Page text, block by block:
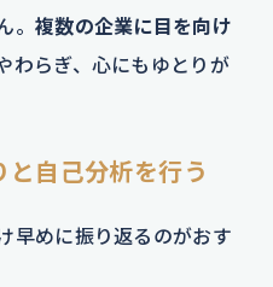
。 複数の企業に目を向け
わらぎ、心にもゆとりが
自己分析を行う
早めに振り返るのがおす